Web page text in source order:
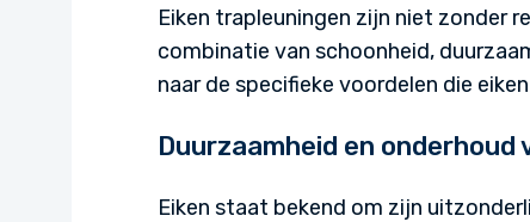
Eiken trapleuningen zijn niet zonder
combinatie van schoonheid,
naar de specifieke voordelen die
Duurzaamheid en onderhoud
Eiken staat bekend om zijn